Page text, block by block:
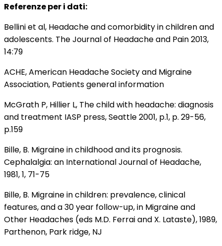
Referenze per i dati:
Bellini et al, Headache and comorbidity in children and
adolescents. The Journal of Headache and Pain 2013,
14:79
ACHE, American Headache Society and Migraine
Association, Patients general information
McGrath P, Hillier L, The child with headache: diagnosis
and treatment IASP press, Seattle 2001, p.1, p. 29-56,
p.159
Bille, B. Migraine in childhood and its prognosis.
Cephalalgia: an International Journal of Headache,
1981, 1, 71-75
Bille, B. Migraine in children: prevalence, clinical
features, and a 30 year follow-up, in Migraine and
Other Headaches (eds M.D. Ferrai and X. Lataste), 1989,
Parthenon, Park ridge, NJ